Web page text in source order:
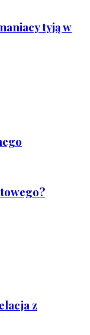
tyją w
z